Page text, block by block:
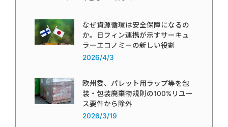
なぜ資源循環は安全保障になるの
か。日フィン連携が示すサーキュ
ラーエコノミーの新しい役割
2026/4/3
欧州委、パレット用ラップ等を包
装・包装廃棄物規則の100%リユー
ス要件から除外
2026/3/19